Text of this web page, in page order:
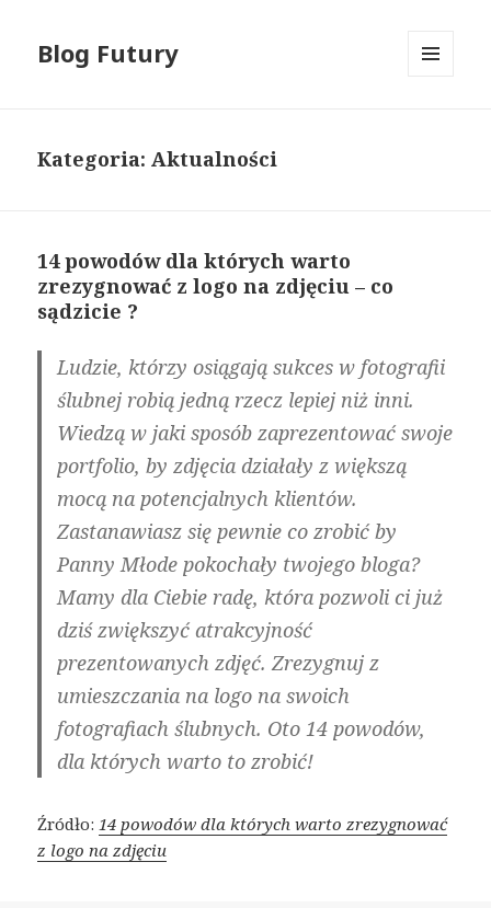
Blog Futury
Kategoria: Aktualności
14 powodów dla których warto
zrezygnować z logo na zdjęciu – co
sądzicie ?
Ludzie, którzy osiągają sukces w fotografii
ślubnej robią jedną rzecz lepiej niż inni.
Wiedzą w jaki sposób zaprezentować swoje
portfolio, by zdjęcia działały z większą
mocą na potencjalnych klientów.
Zastanawiasz się pewnie co zrobić by
Panny Młode pokochały twojego bloga?
Mamy dla Ciebie radę, która pozwoli ci już
dziś zwiększyć atrakcyjność
prezentowanych zdjęć. Zrezygnuj z
umieszczania na logo na swoich
fotografiach ślubnych. Oto 14 powodów,
dla których warto to zrobić!
Źródło:14 powodów dla których warto zrezygnować
z logo na zdjęciu